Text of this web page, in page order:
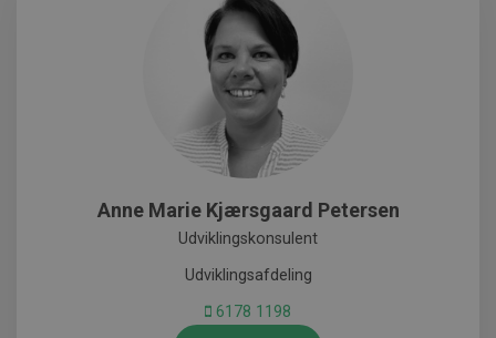
Anne Marie Kjærsgaard Petersen
Udviklingskonsulent
Udviklingsafdeling
6178 1198